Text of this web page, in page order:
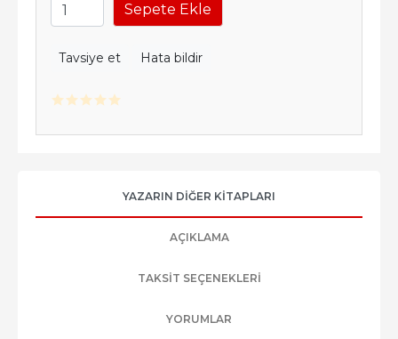
Sepete Ekle
Tavsiye et Hata bildir
YAZARIN DIĞER KITAPLARI
AÇIKLAMA
TAKSIT SEÇENEKLERI
YORUMLAR